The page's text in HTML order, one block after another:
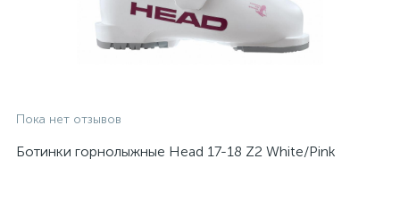
Пока нет отзывов
Ботинки горнолыжные Head 17-18 Z2 White/Pink